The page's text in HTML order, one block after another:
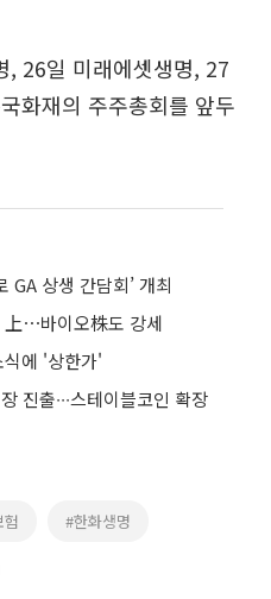
, 26일 미래에셋생명, 27
화재의 주주총회를 앞두
GA 상생 간담회’ 개최
上⋯바이오株도 강세
식에 '상한가'
진출∙∙∙스테이블코인 확장
험 #한화생명